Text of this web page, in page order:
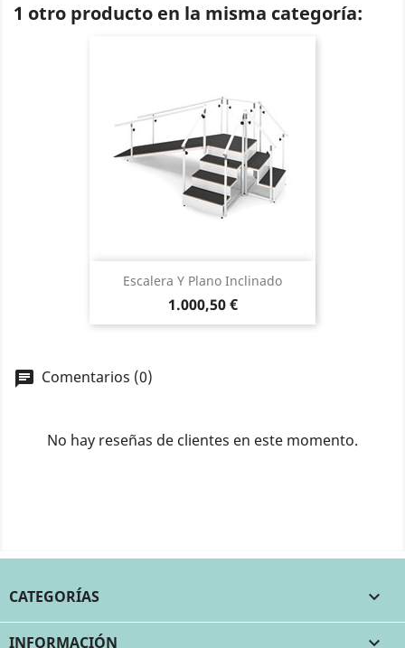
1 otro producto en la misma categoría:
Escalera Y Plano Inclinado
Precio
1.000,50 €
Comentarios (0)
No hay reseñas de clientes en este momento.
CATEGORÍAS 
INFORMACIÓN 